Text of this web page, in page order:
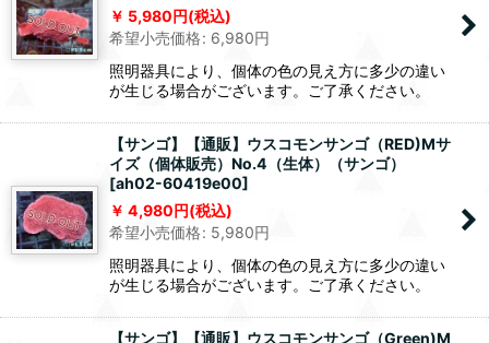
5,980円(税込)
希望小売価格: 6,980円
照明器具により、個体の色の見え方に多少の違い
が生じる場合がございます。ご了承ください。
【サンゴ】【通販】ウスコモンサンゴ（RED)Mサ
イズ（個体販売）No.4（生体）（サンゴ）
[ah02-60419e00]
4,980円(税込)
希望小売価格: 5,980円
照明器具により、個体の色の見え方に多少の違い
が生じる場合がございます。ご了承ください。
【サンゴ】【通販】ウスコモンサンゴ（Green)M